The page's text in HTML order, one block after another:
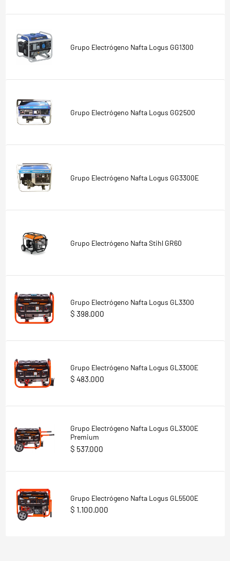
Grupo Electrógeno Nafta Logus GG1300
Grupo Electrógeno Nafta Logus GG2500
Grupo Electrógeno Nafta Logus GG3300E
Grupo Electrógeno Nafta Stihl GR60
Grupo Electrógeno Nafta Logus GL3300
$ 398.000
Grupo Electrógeno Nafta Logus GL3300E
$ 483.000
Grupo Electrógeno Nafta Logus GL3300E
Premium
$ 537.000
Grupo Electrógeno Nafta Logus GL5500E
$ 1.100.000